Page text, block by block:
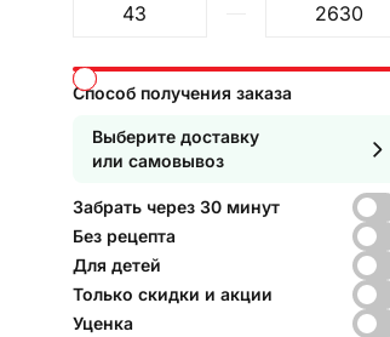
Способ получения заказа
Выберите доставку
или самовывоз
Забрать через 30 минут
Без рецепта
Для детей
Только скидки и акции
Уценка